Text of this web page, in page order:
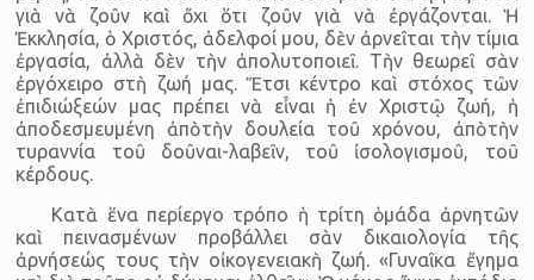
γιὰ νὰ ζοῦν καὶ ὄχι ὅτι ζοῦν γιὰ νὰ ἐργάζονται. Ἡ
Ἐκκλησία, ὁ Χριστός, ἀδελφοί μου, δὲν ἀρνεῖται τὴν τίμια
ἐργασία, ἀλλὰ δὲν τὴν ἀπολυτοποιεῖ. Τὴν θεωρεῖ σὰν
ἐργόχειρο στὴ ζωή μας. Ἔτσι κέντρο καὶ στόχος τῶν
ἐπιδιώξεών μας πρέπει νὰ εἶναι ἡ ἐν Χριστῷ ζωή, ἡ
ἀποδεσμευμένη ἀπὸ τὴν δουλεία τοῦ χρόνου, ἀπὸ τὴν
τυραννία τοῦ δοῦναι-λαβεῖν, τοῦ ἰσολογισμοῦ, τοῦ
κέρδους.
Κατὰ ἕνα περίεργο τρόπο ἡ τρίτη ὁμάδα ἀρνητῶν
καὶ πεινασμένων προβάλλει σὰν δικαιολογία τῆς
ἀρνήσεώς τους τὴν οἰκογενειακὴ ζωή. «Γυναῖκα ἔγημα